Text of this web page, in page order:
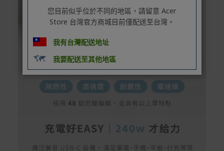
您目前似乎位於不同的地區，請留意 Acer
Store 台灣官方商城目前僅配送至台灣。
我有台灣配送地址
我要配送至其他地區